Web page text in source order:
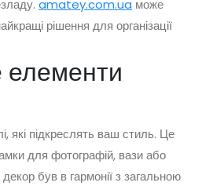
amatey.com.ua може
рішення для організації
які підкреслять ваш стиль. Це
для фотографій, вази або
був в гармонії з загальною